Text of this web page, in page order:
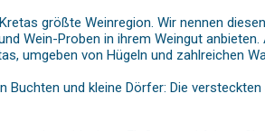
Kretas größte Weinregion. Wir nennen
Wein-Proben in ihrem Weingut
umgeben von Hügeln und zahlreichen
Buchten und kleine Dörfer: Die